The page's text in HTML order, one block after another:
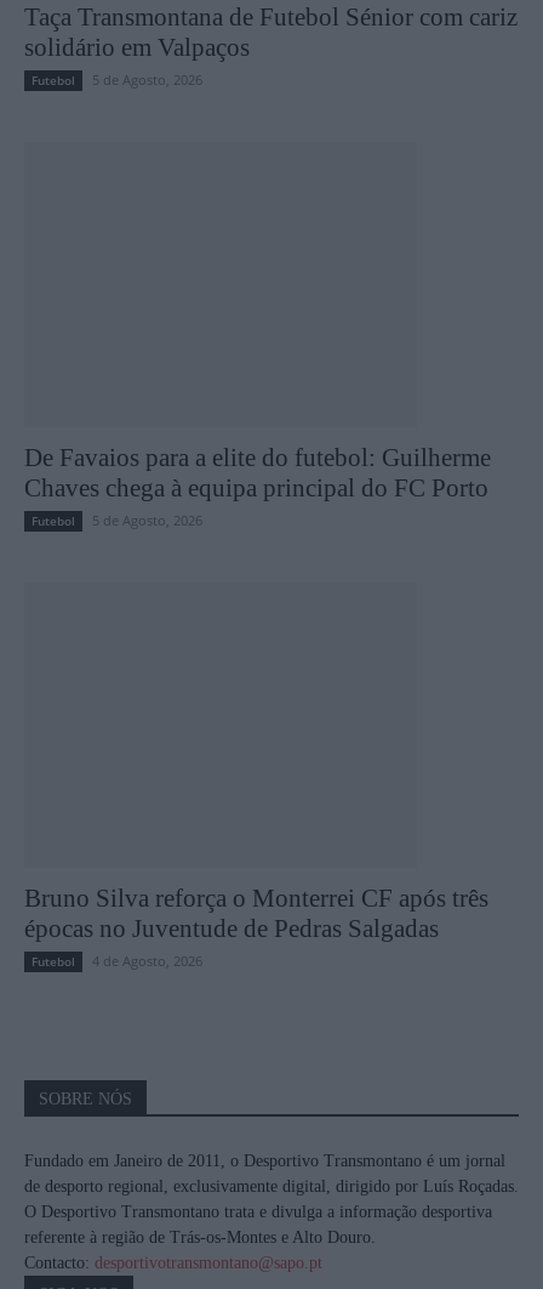
Taça Transmontana de Futebol Sénior com cariz
solidário em Valpaços
Futebol 5 de Agosto, 2026
De Favaios para a elite do futebol: Guilherme
Chaves chega à equipa principal do FC Porto
Futebol 5 de Agosto, 2026
Bruno Silva reforça o Monterrei CF após três
épocas no Juventude de Pedras Salgadas
Futebol 4 de Agosto, 2026
SOBRE NÓS
Fundado em Janeiro de 2011, o Desportivo Transmontano é um jornal
de desporto regional, exclusivamente digital, dirigido por Luís Roçadas.
O Desportivo Transmontano trata e divulga a informação desportiva
referente à região de Trás-os-Montes e Alto Douro.
Contacto: desportivotransmontano@sapo.pt